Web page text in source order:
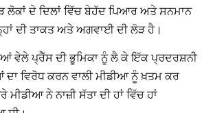
ਲੋਕਾਂ ਦੇ ਦਿਲਾਂ ਵਿੱਚ ਬੇਹੱਦ ਪਿਆਰ ਅਤੇ ਸਨਮਾਨ
ਦੀ ਤਾਕਤ ਅਤੇ ਅਗਵਾਈ ਦੀ ਲੋੜ ਹੈ।
ਵੇਲੇ ਪ੍ਰੈੱਸ ਦੀ ਭੂਮਿਕਾ ਨੂੰ ਲੈ ਕੇ ਇੱਕ ਪ੍ਰਦਰਸ਼ਨੀ
ਦਾ ਵਿਰੋਧ ਕਰਨ ਵਾਲੀ ਮੀਡੀਆ ਨੂੰ ਖ਼ਤਮ ਕਰ
ਮੀਡੀਆ ਨੇ ਨਾਜ਼ੀ ਸੱਤਾ ਦੀ ਹਾਂ ਵਿੱਚ ਹਾਂ